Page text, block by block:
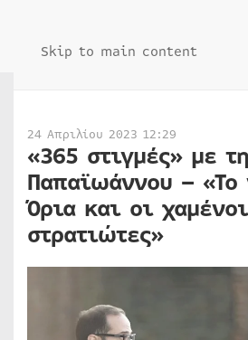
Skip to main content
24 Απριλίου 2023 12:29
«365 στιγμές» με
Παπαϊωάννου – «Το
Όρια και οι
στρατιώτες»